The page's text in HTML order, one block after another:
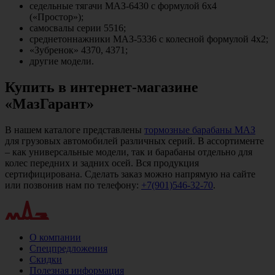
седельные тягачи МАЗ-6430 с формулой 6х4
(«Простор»);
самосвалы серии 5516;
среднетоннажники МАЗ-5336 с колесной формулой 4х2;
«Зубренок» 4370, 4371;
другие модели.
Купить в интернет-магазине
«МазГарант»
В нашем каталоге представлены тормозные барабаны МАЗ
для грузовых автомобилей различных серий. В ассортименте
– как универсальные модели, так и барабаны отдельно для
колес передних и задних осей. Вся продукция
сертифицирована. Сделать заказ можно напрямую на сайте
или позвонив нам по телефону: +7(901)546-32-70.
О компании
Спецпредложения
Скидки
Полезная информация